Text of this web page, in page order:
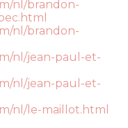
nl/brandon-
nl/brandon-
nl/jean-paul-et-
nl/jean-paul-et-
nl/le-maillot.html